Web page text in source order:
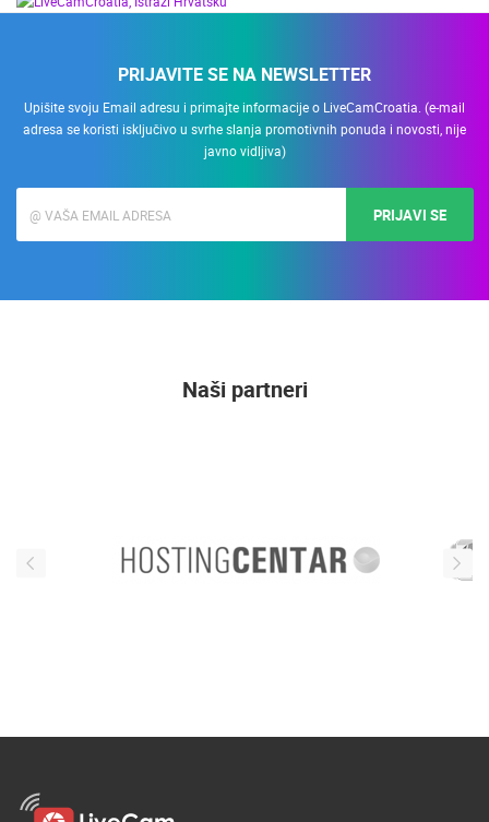
PRIJAVITE SE NA NEWSLETTER
Upišite svoju Email adresu i primajte informacije o LiveCamCroatia. (e-mail
adresa se koristi isključivo u svrhe slanja promotivnih ponuda i novosti, nije
javno vidljiva)
PRIJAVI SE
Naši partneri